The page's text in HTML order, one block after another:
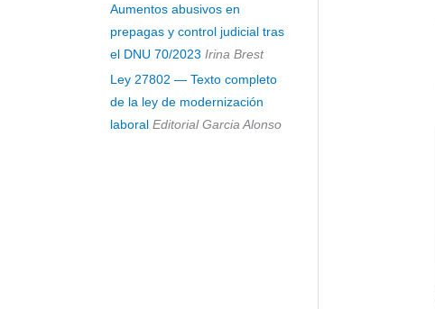
Aumentos abusivos en
prepagas y control judicial tras
el DNU 70/2023 Irina Brest
Ley 27802 — Texto completo
de la ley de modernización
laboral Editorial Garcia Alonso